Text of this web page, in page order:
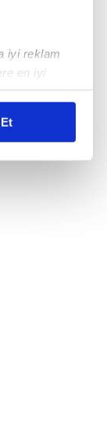
iyi reklam
en iyi